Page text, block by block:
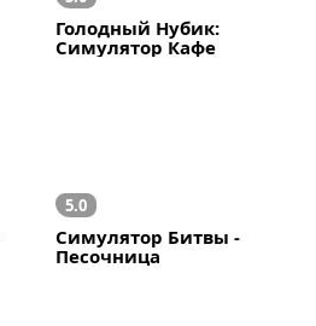
Голодный Нубик:
Симулятор Кафе
5.0
Симулятор Битвы -
Песочница